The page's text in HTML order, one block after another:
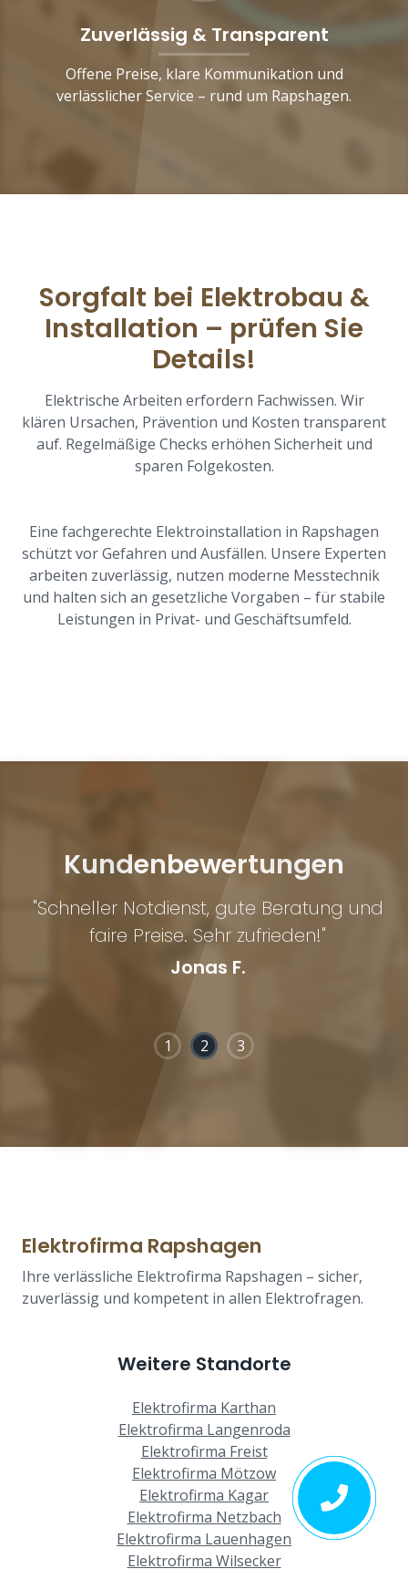
Zuverlässig & Transparent
Offene Preise, klare Kommunikation und
verlässlicher Service – rund um Rapshagen.
Sorgfalt bei Elektrobau &
Installation – prüfen Sie
Details!
Elektrische Arbeiten erfordern Fachwissen. Wir
klären Ursachen, Prävention und Kosten transparent
auf. Regelmäßige Checks erhöhen Sicherheit und
sparen Folgekosten.
Eine fachgerechte Elektroinstallation in Rapshagen
schützt vor Gefahren und Ausfällen. Unsere Experten
arbeiten zuverlässig, nutzen moderne Messtechnik
und halten sich an gesetzliche Vorgaben – für stabile
Leistungen in Privat- und Geschäftsumfeld.
Kundenbewertungen
"Schneller Notdienst, gute Beratung und
faire Preise. Sehr zufrieden!"
Jonas F.
1 2 3
Elektrofirma Rapshagen
Ihre verlässliche Elektrofirma Rapshagen – sicher,
zuverlässig und kompetent in allen Elektrofragen.
Weitere Standorte
Elektrofirma Karthan
Elektrofirma Langenroda
Elektrofirma Freist
Elektrofirma Mötzow
Elektrofirma Kagar
Elektrofirma Netzbach
Elektrofirma Lauenhagen
Elektrofirma Wilsecker